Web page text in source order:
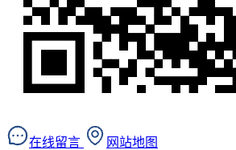
在线留言 网站地图